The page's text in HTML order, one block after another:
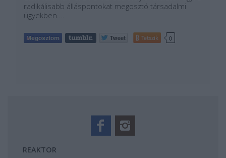
radikálisabb álláspontokat megosztó társadalmi
ügyekben.…
Tetszik 0
REAKTOR